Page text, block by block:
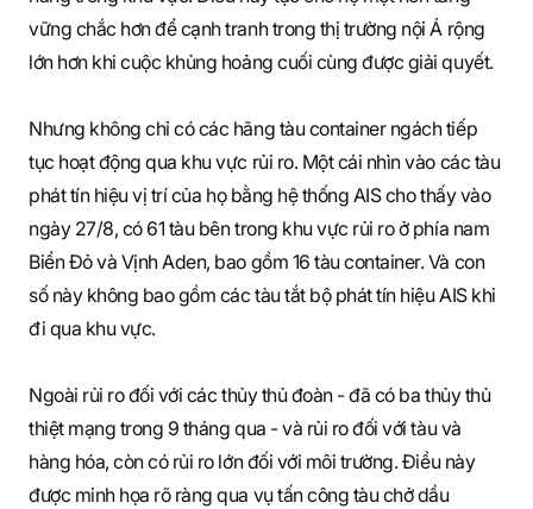
vững chắc hơn để cạnh tranh trong thị trường nội Á rộng
lớn hơn khi cuộc khủng hoảng cuối cùng được giải quyết.
Nhưng không chỉ có các hãng tàu container ngách tiếp
tục hoạt động qua khu vực rủi ro. Một cái nhìn vào các tàu
phát tín hiệu vị trí của họ bằng hệ thống AIS cho thấy vào
ngày 27/8, có 61 tàu bên trong khu vực rủi ro ở phía nam
Biển Đỏ và Vịnh Aden, bao gồm 16 tàu container. Và con
số này không bao gồm các tàu tắt bộ phát tín hiệu AIS khi
đi qua khu vực.
Ngoài rủi ro đối với các thủy thủ đoàn - đã có ba thủy thủ
thiệt mạng trong 9 tháng qua - và rủi ro đối với tàu và
hàng hóa, còn có rủi ro lớn đối với môi trường. Điều này
được minh họa rõ ràng qua vụ tấn công tàu chở dầu